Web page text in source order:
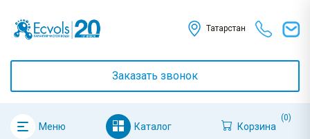
Татарстан
Заказать звонок
Меню Каталог Корзина
(0)